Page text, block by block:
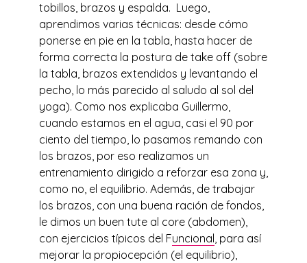
tobillos, brazos y espalda. Luego,
aprendimos varias técnicas: desde cómo
ponerse en pie en la tabla, hasta hacer de
forma correcta la postura de take off (sobre
la tabla, brazos extendidos y levantando el
pecho, lo más parecido al saludo al sol del
yoga). Como nos explicaba Guillermo,
cuando estamos en el agua, casi el 90 por
ciento del tiempo, lo pasamos remando con
los brazos, por eso realizamos un
entrenamiento dirigido a reforzar esa zona y,
como no, el equilibrio. Además, de trabajar
los brazos, con una buena ración de fondos,
le dimos un buen tute al core (abdomen),
con ejercicios típicos del Funcional, para así
mejorar la propiocepción (el equilibrio),